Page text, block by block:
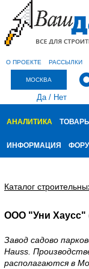
О ПРОЕКТЕ РАССЫЛКИ
МОСКВА
Да/ Нет
АНАЛИТИКА
ИНФОРМАЦИЯ
Каталог
ООО "Уни Хаусс"
Завод садово
Hauss.
располагаются в